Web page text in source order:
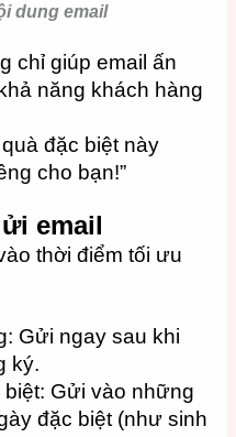
dung email
chỉ giúp email ấn
năng khách hàng
đặc biệt này
cho bạn!”
email
thời điểm tối ưu
Gửi ngay sau khi
ký.
Gửi vào những
đặc biệt (như sinh